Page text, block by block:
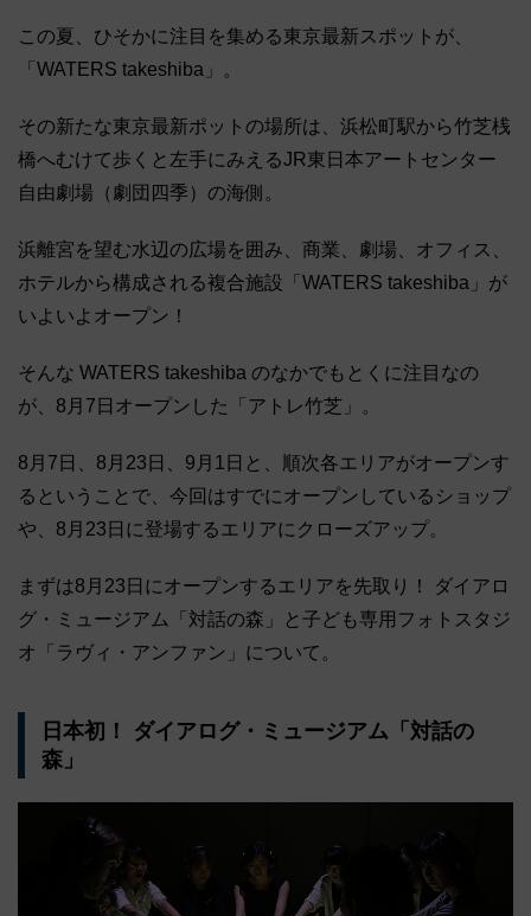
この夏、ひそかに注目を集める東京最新スポットが、
「WATERS takeshiba」。
その新たな東京最新ポットの場所は、浜松町駅から竹芝桟
橋へむけて歩くと左手にみえるJR東日本アートセンター
自由劇場（劇団四季）の海側。
浜離宮を望む水辺の広場を囲み、商業、劇場、オフィス、
ホテルから構成される複合施設「WATERS takeshiba」が
いよいよオープン！
そんな WATERS takeshiba のなかでもとくに注目なの
が、8月7日オープンした「アトレ竹芝」。
8月7日、8月23日、9月1日と、順次各エリアがオープンす
るということで、今回はすでにオープンしているショップ
や、8月23日に登場するエリアにクローズアップ。
まずは8月23日にオープンするエリアを先取り！ ダイアロ
グ・ミュージアム「対話の森」と子ども専用フォトスタジ
オ「ラヴィ・アンファン」について。
日本初！ ダイアログ・ミュージアム「対話の
森」